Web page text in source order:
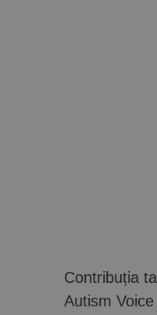
Contribuția
Autism